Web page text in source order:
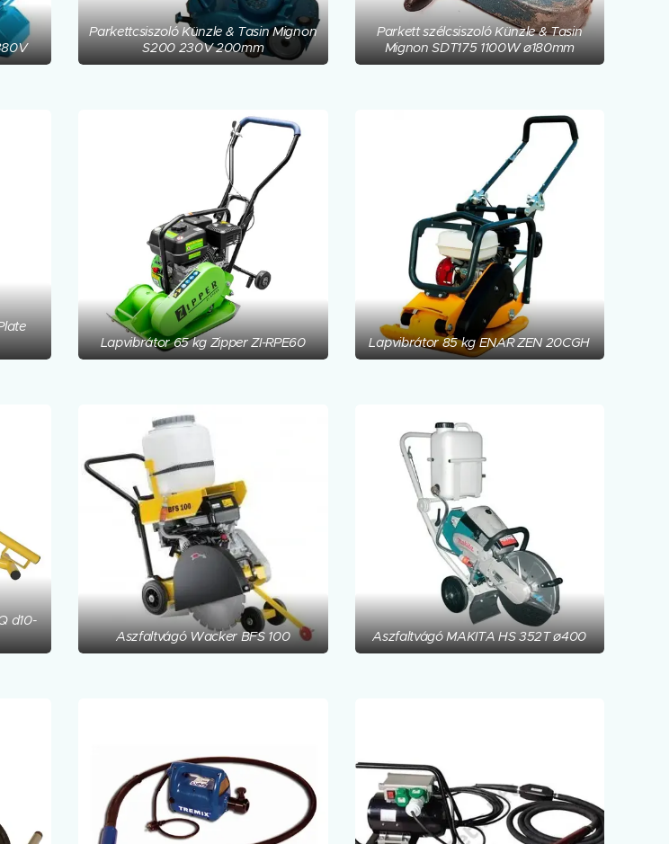
Parkettcsiszoló Künzle & Tasin Mignon
S200 230V 200mm
Parkett szélcsiszoló Künzle & Tasin
Mignon SDT175 1100W ø180mm
Lapvibrátor 65 kg Zipper ZI-RPE60 Lapvibrátor 85 kg ENAR ZEN 20CGH
d10-
Aszfaltvágó Wacker BFS 100 Aszfaltvágó MAKITA HS 352T ø400